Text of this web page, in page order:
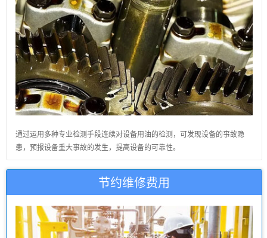
通过运用多种专业检测手段连续对设备用油的检测，可发现设备的事故隐
患，预报设备重大事故的发生，提高设备的可靠性。
节约维修费用